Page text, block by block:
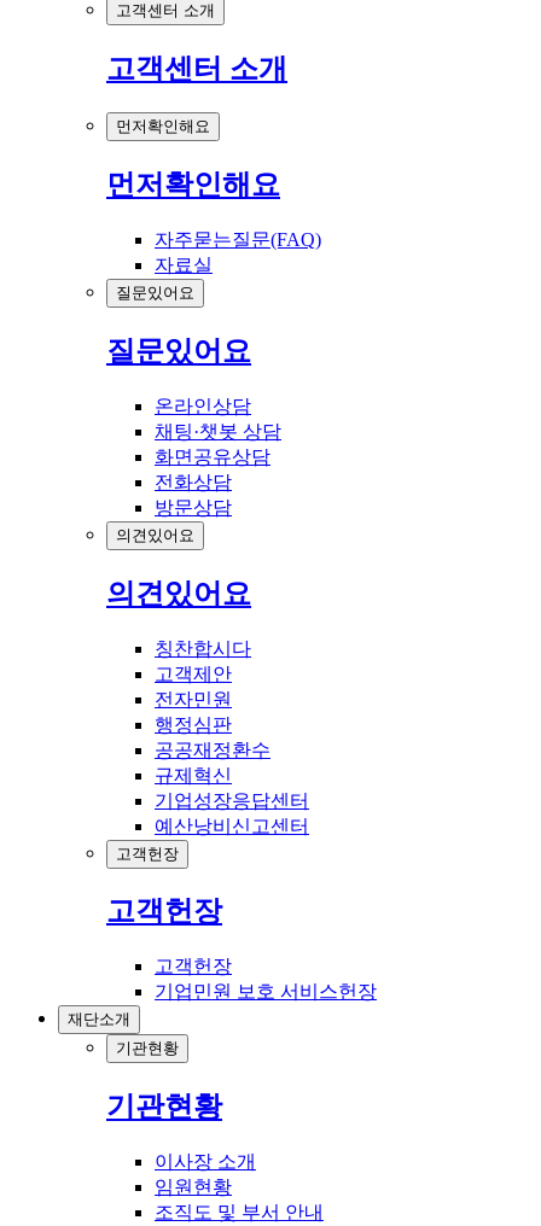
고객센터 소개
고객센터 소개
먼저확인해요
먼저확인해요
자주묻는질문(FAQ)
자료실
질문있어요
질문있어요
온라인상담
채팅·챗봇 상담
화면공유상담
전화상담
방문상담
의견있어요
의견있어요
칭찬합시다
고객제안
전자민원
행정심판
공공재정환수
규제혁신
기업성장응답센터
예산낭비신고센터
고객헌장
고객헌장
고객헌장
기업민원 보호 서비스헌장
재단소개
기관현황
기관현황
이사장 소개
임원현황
조직도 및 부서 안내